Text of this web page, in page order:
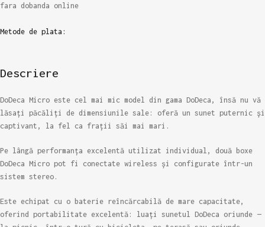
fara dobanda online
Metode de plata:
Descriere
DoDeca Micro este cel mai mic model din gama DoDeca, însă nu vă
lăsați păcăliți de dimensiunile sale: oferă un sunet puternic și
captivant, la fel ca frații săi mai mari.
Pe lângă performanța excelentă utilizat individual, două boxe
DoDeca Micro pot fi conectate wireless și configurate într-un
sistem stereo.
Este echipat cu o baterie reîncărcabilă de mare capacitate,
oferind portabilitate excelentă: luați sunetul DoDeca oriunde —